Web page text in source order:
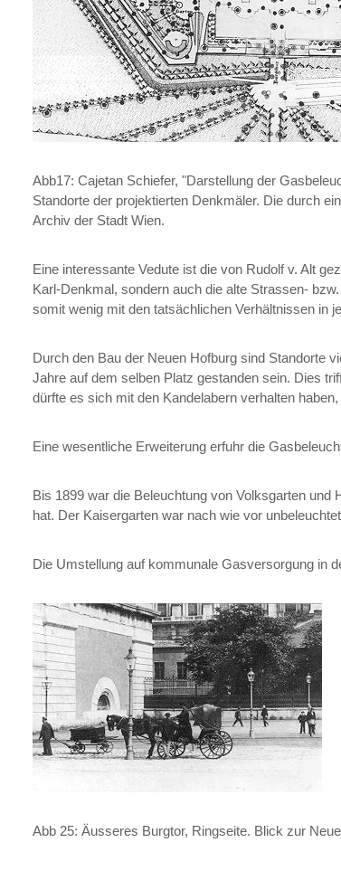
Abb17: Cajetan Schiefer, "Darstellung der
Standorte der projektierten Denkmäler. Die durch
Archiv der Stadt Wien.
Eine interessante Vedute ist die von Rudolf v. Alt
Karl-Denkmal, sondern auch die alte Strassen-
somit wenig mit den tatsächlichen Verhältnissen in
Durch den Bau der Neuen Hofburg sind Standorte
Jahre auf dem selben Platz gestanden sein. Dies
dürfte es sich mit den Kandelabern verhalten
Eine wesentliche Erweiterung erfuhr die
Bis 1899 war die Beleuchtung von Volksgarten
hat. Der Kaisergarten war nach wie vor
Die Umstellung auf kommunale Gasversorgung in
Abb 25: Äusseres Burgtor, Ringseite. Blick zur